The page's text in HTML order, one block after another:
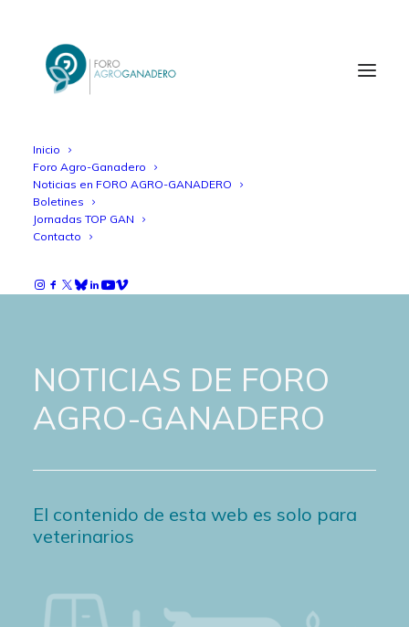
Inicio
Foro Agro-Ganadero
Noticias en FORO AGRO-GANADERO
Boletines
Jornadas TOP GAN
Contacto
NOTICIAS DE FORO
AGRO-GANADERO
El contenido de esta web es solo para
veterinarios